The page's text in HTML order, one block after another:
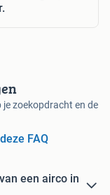
zoekopdracht en de
FAQ
een airco in